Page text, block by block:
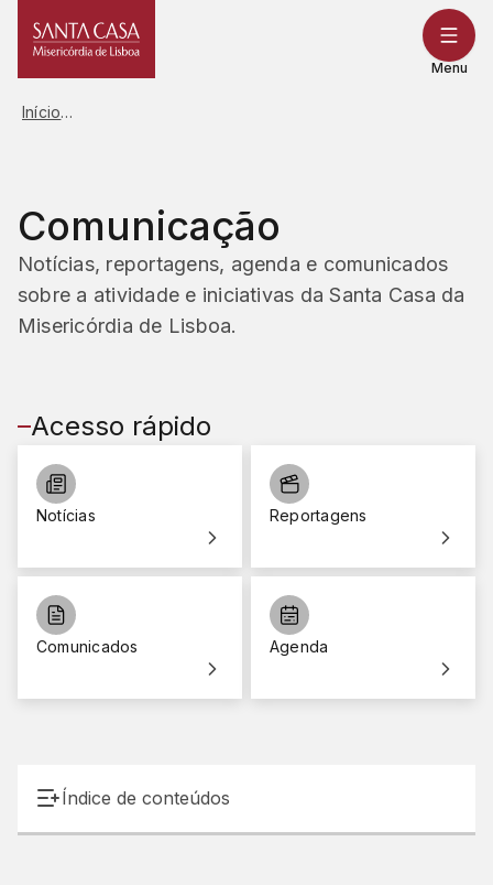
para
Menu
Início
Comunicação
Notícias, reportagens, agenda e comunicados
sobre a atividade e iniciativas da Santa Casa da
Misericórdia de Lisboa.
Acesso rápido
Notícias Reportagens
Comunicados Agenda
Índice de conteúdos